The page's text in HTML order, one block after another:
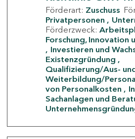
Förderart: Zuschuss
Privatpersonen
Förderzweck:
Forschung, Innovation
Investieren und
Existenzgründung
Qualifizierung/Aus-
Weiterbildung/
von Personalkosten
Sachanlagen und